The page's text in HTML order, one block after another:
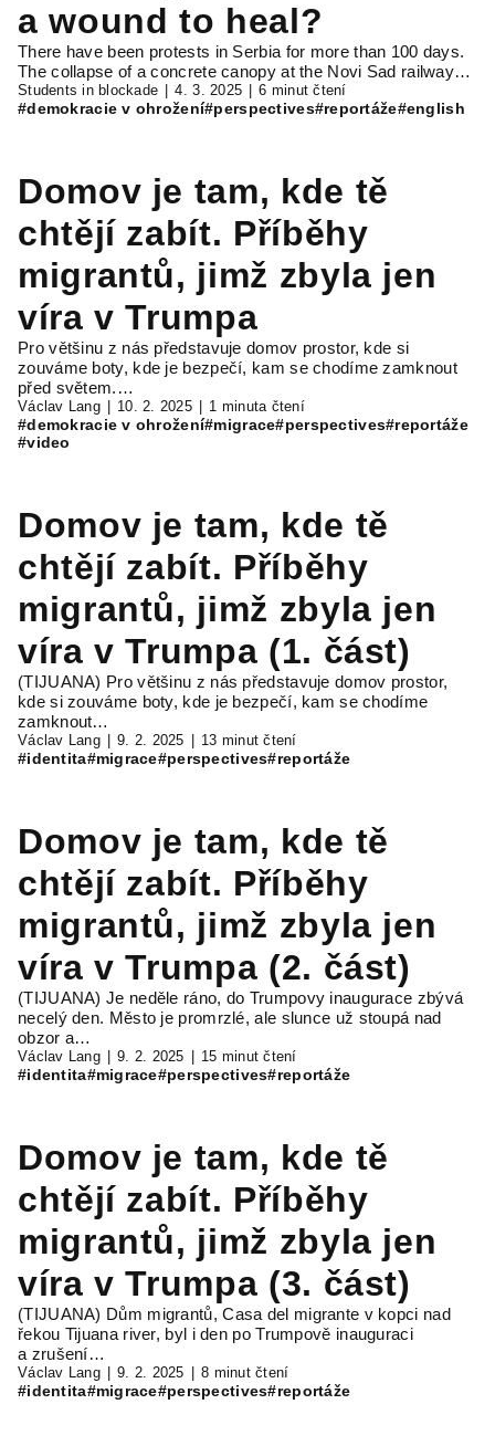
a wound to heal?
There have been protests in Serbia for more than 100 days.
The collapse of a concrete canopy at the Novi Sad railway…
Students in blockade 4. 3. 2025 6 minut čtení
#demokracie v ohrožení#perspectives#reportáže#english
Domov je tam, kde tě
chtějí zabít. Příběhy
migrantů, jimž zbyla jen
víra v Trumpa
Pro většinu z nás představuje domov prostor, kde si
zouváme boty, kde je bezpečí, kam se chodíme zamknout
před světem.…
Václav Lang 10. 2. 2025 1 minuta čtení
#demokracie v ohrožení#migrace#perspectives#reportáže
#video
Domov je tam, kde tě
chtějí zabít. Příběhy
migrantů, jimž zbyla jen
víra v Trumpa (1. část)
(TIJUANA) Pro většinu z nás představuje domov prostor,
kde si zouváme boty, kde je bezpečí, kam se chodíme
zamknout…
Václav Lang 9. 2. 2025 13 minut čtení
#identita#migrace#perspectives#reportáže
Domov je tam, kde tě
chtějí zabít. Příběhy
migrantů, jimž zbyla jen
víra v Trumpa (2. část)
(TIJUANA) Je neděle ráno, do Trumpovy inaugurace zbývá
necelý den. Město je promrzlé, ale slunce už stoupá nad
obzor a…
Václav Lang 9. 2. 2025 15 minut čtení
#identita#migrace#perspectives#reportáže
Domov je tam, kde tě
chtějí zabít. Příběhy
migrantů, jimž zbyla jen
víra v Trumpa (3. část)
(TIJUANA) Dům migrantů, Casa del migrante v kopci nad
řekou Tijuana river, byl i den po Trumpově inauguraci
a zrušení…
Václav Lang 9. 2. 2025 8 minut čtení
#identita#migrace#perspectives#reportáže